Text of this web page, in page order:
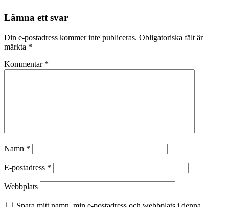
Lämna ett svar
Din e-postadress kommer inte publiceras. Obligatoriska fält är
märkta *
Kommentar *
Namn *
E-postadress *
Webbplats